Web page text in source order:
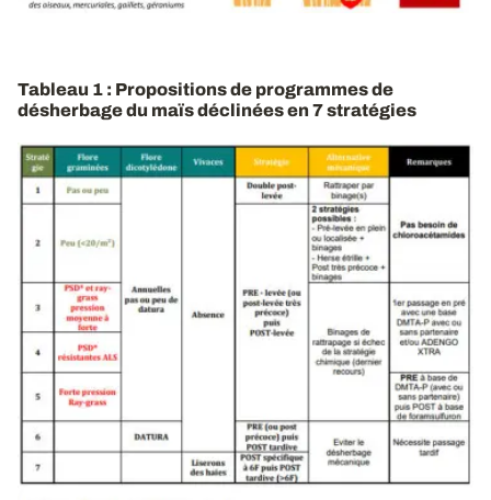
Tableau 1 : Propositions de programmes de
désherbage du maïs déclinées en 7 stratégies